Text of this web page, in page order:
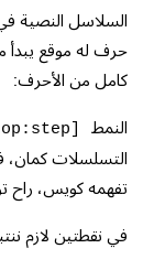
السلاسل النصية
حرف له موقع يبدأ
كامل من الأحرف:
النمط
التسلسلات
تفهمه كويس، راح
في نقطتين لازم